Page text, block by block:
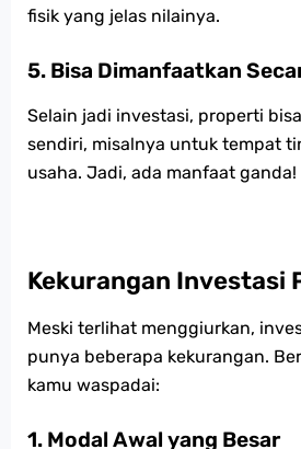
fisik yang jelas nilainya.
5. Bisa Dimanfaatkan
Selain jadi investasi, properti
sendiri, misalnya untuk tempat
usaha. Jadi, ada manfaat ganda!
Kekurangan Investasi
Meski terlihat menggiurkan,
punya beberapa kekurangan.
kamu waspadai:
1. Modal Awal yang Besar